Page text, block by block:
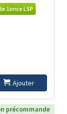
1once LSP
Ajouter
précommande